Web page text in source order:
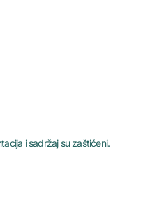
i sadržaj su zaštićeni.